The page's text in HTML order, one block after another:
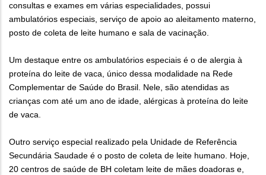
consultas e exames em várias especialidades, possui
ambulatórios especiais, serviço de apoio ao aleitamento materno,
posto de coleta de leite humano e sala de vacinação.
Um destaque entre os ambulatórios especiais é o de alergia à
proteína do leite de vaca, único dessa modalidade na Rede
Complementar de Saúde do Brasil. Nele, são atendidas as
crianças com até um ano de idade, alérgicas à proteína do leite
de vaca.
Outro serviço especial realizado pela Unidade de Referência
Secundária Saudade é o posto de coleta de leite humano. Hoje,
20 centros de saúde de BH coletam leite de mães doadoras e,